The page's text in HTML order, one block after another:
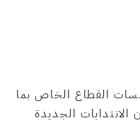
القطاع الخاص بما
الجديدة